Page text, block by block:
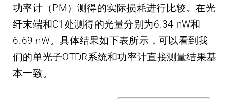
功率计（PM）测得的实际损耗进行比较。在光
纤末端和C1处测得的光量分别为6.34 nW和
6.69 nW。具体结果如下表所示，可以看到我
们的单光子OTDR系统和功率计直接测量结果基
本一致。